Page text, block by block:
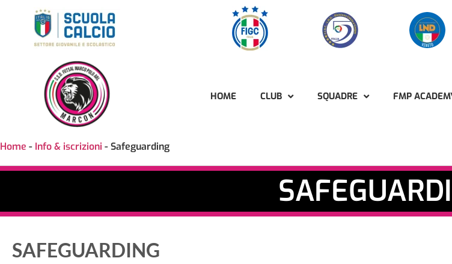
HOME CLUB SQUADRE FMP
Home - Info & iscrizioni -Safeguarding
SAFEGUARDING